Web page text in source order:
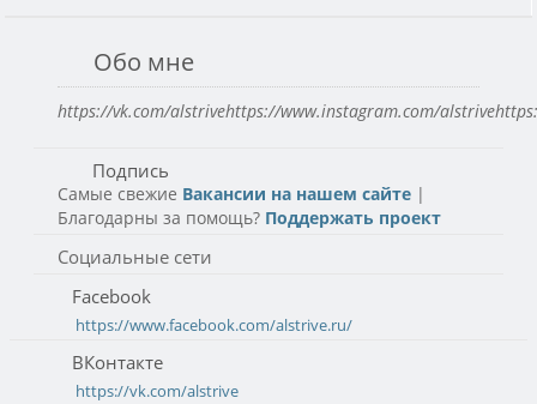
Обо мне
https://vk.com/alstrivehttps://www.instagram.com/
Подпись
Самые свежие Вакансии на нашем сайте |
Благодарны за помощь? Поддержать проект
Социальные сети
Facebook
https://www.facebook.com/alstrive.ru/
ВКонтакте
https://vk.com/alstrive